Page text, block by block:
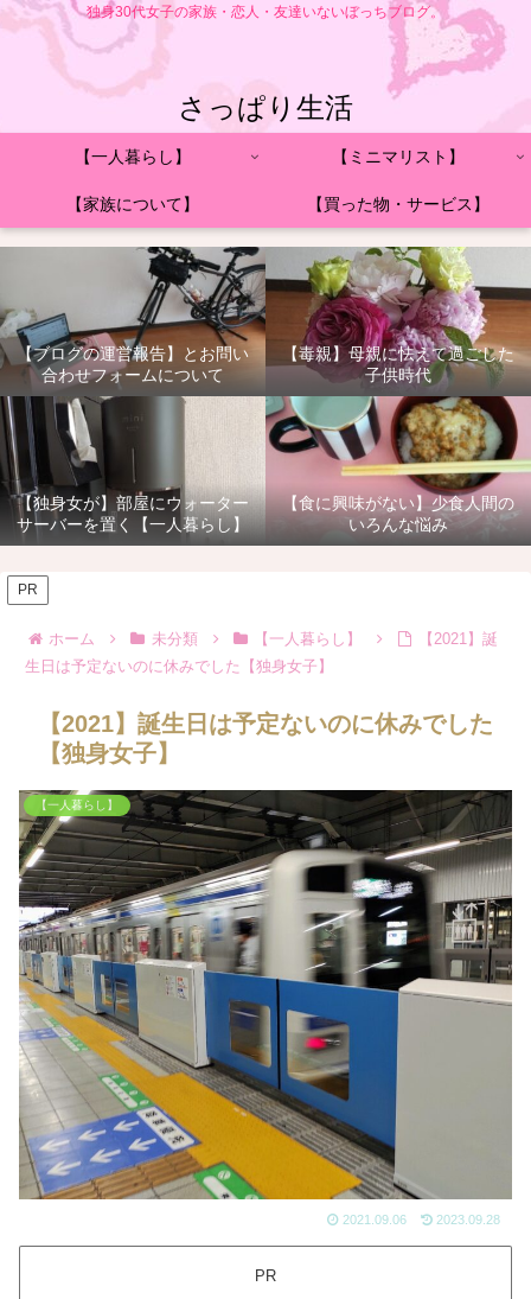
独身30代女子の家族・恋人・友達いないぼっちブログ。
さっぱり生活
【一人暮らし】 【ミニマリスト】
【家族について】 【買った物・サービス】
【ブログの運営報告】とお問い
合わせフォームについて
【毒親】母親に怯えて過ごした
子供時代
【独身女が】部屋にウォーター
サーバーを置く【一人暮らし】
【食に興味がない】少食人間の
いろんな悩み
PR
ホーム 未分類 【一人暮らし】
【2021】誕
生日は予定ないのに休みでした【独身女子】
【2021】誕生日は予定ないのに休みでした
【独身女子】
【一人暮らし】
2021.09.06 2023.09.28
PR